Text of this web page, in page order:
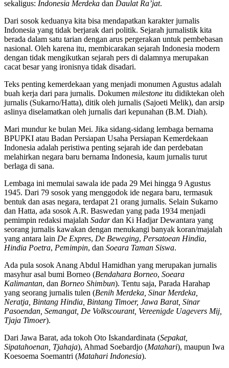
sekaligus: Indonesia Merdeka dan Daulat Ra’jat.
Dari sosok keduanya kita bisa mendapatkan karakter jurnalis
Indonesia yang tidak berjarak dari politik. Sejarah jurnalistik kita
berada dalam satu tarian dengan arus pergerakan untuk pembebasan
nasional. Oleh karena itu, membicarakan sejarah Indonesia modern
dengan tidak mengikutkan sejarah pers di dalamnya merupakan
cacat besar yang ironisnya tidak disadari.
Teks penting kemerdekaan yang menjadi monumen Agustus adalah
buah kerja dari para jurnalis. Dokumen milestone itu didiktekan oleh
jurnalis (Sukarno/Hatta), ditik oleh jurnalis (Sajoeti Melik), dan arsip
aslinya diselamatkan oleh jurnalis dari kepunahan (B.M. Diah).
Mari mundur ke bulan Mei. Jika sidang-sidang lembaga bernama
BPUPKI atau Badan Persiapan Usaha Persiapan Kemerdekaan
Indonesia adalah peristiwa penting sejarah ide dan perdebatan
melahirkan negara baru bernama Indonesia, kaum jurnalis turut
berlaga di sana.
Lembaga ini memulai sawala ide pada 29 Mei hingga 9 Agustus
1945. Dari 79 sosok yang menggodok ide negara baru, termasuk
bentuk dan asas negara, terdapat 21 orang jurnalis. Selain Sukarno
dan Hatta, ada sosok A.R. Baswedan yang pada 1934 menjadi
pemimpin redaksi majalah Sadardan Ki Hadjar Dewantara yang
seorang jurnalis kawakan dengan menukangi banyak koran/majalah
yang antara lain De Expres, De Beweging, Persatoean Hindia,
Hindia Poetra, Pemimpin, dan Soeara Taman Siswa.
Ada pula sosok Anang Abdul Hamidhan yang merupakan jurnalis
masyhur asal bumi Borneo (Bendahara Borneo, Soeara
Kalimantan, dan Borneo Shimbun). Tentu saja, Parada Harahap
yang seorang jurnalis tulen (Benih Merdeka, Sinar Merdeka,
Neratja, Bintang Hindia, Bintang Timoer, Jawa Barat, Sinar
Pasoendan, Semangat, De Volkscourant, Vereenigde Uagevers Mij,
Tjaja Timoer).
Dari Jawa Barat, ada tokoh Oto Iskandardinata (Sepakat,
Sipatahoenan, Tjahaja), Ahmad Soebardjo (Matahari), maupun Iwa
Koesoema Soemantri (Matahari Indonesia).